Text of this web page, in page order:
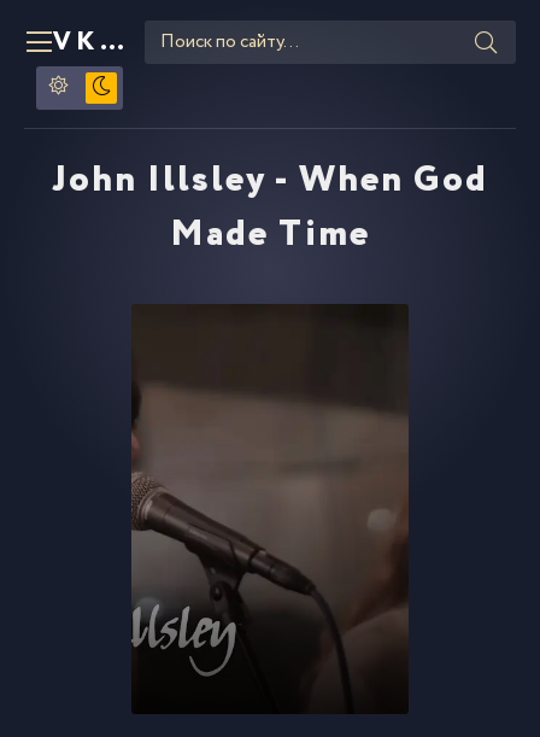
VKLIPE RU
John Illsley - When God
Made Time